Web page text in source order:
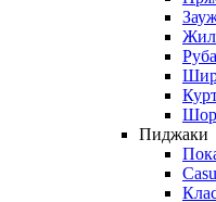
Пиджаки